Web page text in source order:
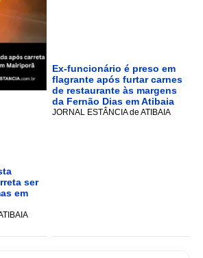
ser
em
Ex-funcionário é preso em
flagrante após furtar carnes
de restaurante às margens
da Fernão Dias em Atibaia
JORNAL ESTÂNCIA de ATIBAIA